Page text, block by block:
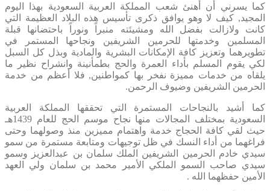
كما يسرني أن أهنئ شعب المملكة العربية السعودية بهذا اليوم
المجيد, كيف لا وهو يوافق ذكرى تأسيس هذه البلاد العظيمة التي
كانت ولازالت بفضل الله ومشيئته منبراً ونوراً باحتضانها قبلة
المسلمين وخدمتها للحرمين الشريفين ونجاحها المستمر في
تطويرهما وتعزيز كافة الإمكانات البشرية والمادية وبذل كل السبل
لكي يقوم المسلم بأداء العمرة والحج بطمأنينة وانشراح نظير ما
يلقاه من خدمات مميزة نفخر بها كمواطنين, فلا أعظم من خدمة
الحرمين الشريفين وضيوف الرحمن.
كما أشيد بالنجاحات المستمرة التي تحققها المملكة العربية
السعودية بمختلف المجالات منها نجاح موسم الحج للعام 1439هـ
حيث لقي كافة الحجاج خدمة واهتمام مميزين منذ وصولهما وحتى
فراغهما من أداء النسك في ظل توجيهات ومتابعة مستمرة من سمو
سيدي خادم الحرمين الشريفين الملك سلمان بن عبدالعزيز وسمو
سيدي صاحب السمو الملكي الأمير محمد بن سلمان ولي العهد
الأمين حفظهما الله .